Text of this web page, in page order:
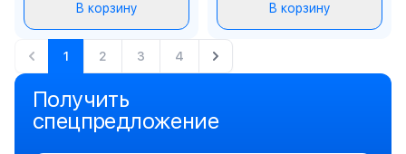
В корзину В корзину
1 2 3 4
Получить
спецпредложение